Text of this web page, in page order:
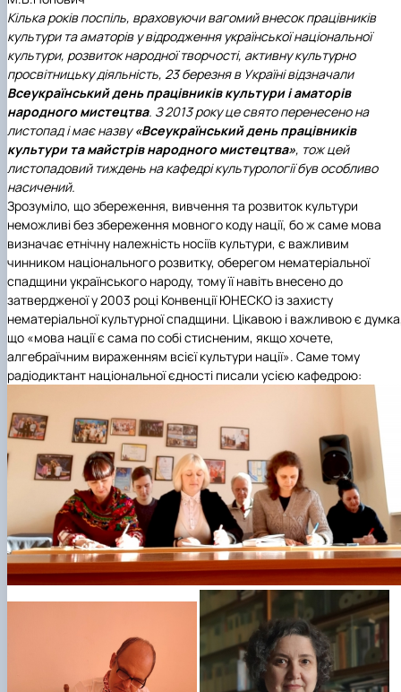
Гурток "Декоративна флористика"
Прес-студія "Ідеал"
Інструментальний ансамбль "Дивосвіт"
Мистецька студія "Вовняні мрії"
Тріо "ТоНіка"
Кілька років поспіль, враховуючи вагомий внесок працівників
культури та аматорів у відродження української національної
культури, розвиток народної творчості, активну культурно
просвітницьку діяльність, 23 березня в Україні відзначали
Всеукраїнський день працівників культури і аматорів
народного мистецтва. З 2013 року це свято перенесено на
листопад і має назву«Всеукраїнський день працівників
культури та майстрів народного мистецтва», тож цей
листопадовий тиждень на кафедрі культурології був особливо
насичений.
Зрозуміло, що збереження, вивчення та розвиток культури
неможливі без збереження мовного коду нації, бо ж саме мова
визначає етнічну належність носіїв культури, є важливим
чинником національного розвитку, оберегом нематеріальної
спадщини українського народу, тому її навіть внесено до
затвердженої у 2003 році Конвенції ЮНЕСКО із захисту
нематеріальної культурної спадщини. Цікавою і важливою є
що «мова нації є сама по собі стисненим, якщо хочете,
алгебраїчним вираженням всієї культури нації». Саме тому
радіодиктант національної єдності писали усією кафедрою: